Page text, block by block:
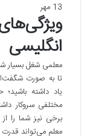
13 مهر
انگلیسی
معلمی شغل بسیار
تا به صورت
یاد داشته
مختلفی سروکار
برخی نیز شما را
معلم می‌تواند قدرت